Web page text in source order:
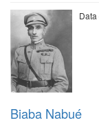
Biaba Nabué